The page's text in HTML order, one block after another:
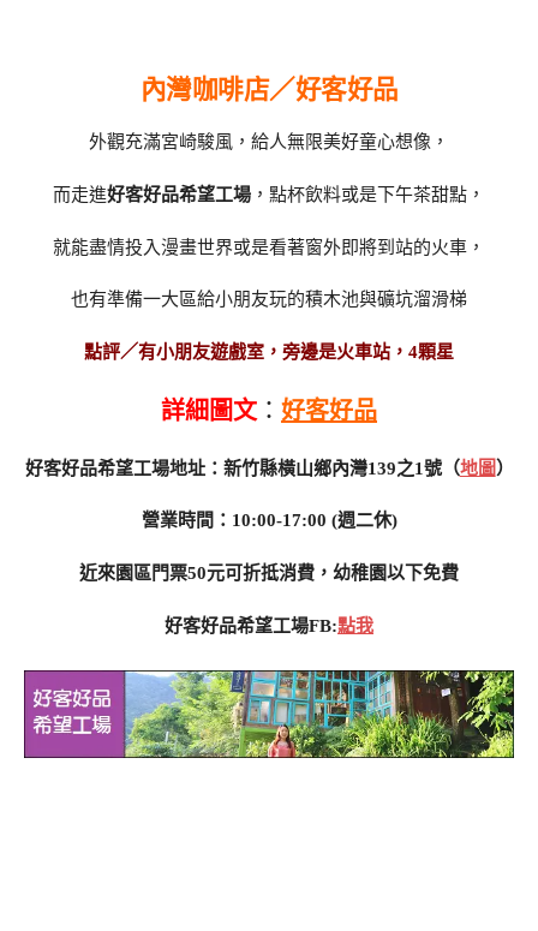
內灣咖啡店／好客好品
外觀充滿宮崎駿風，給人無限美好童心想像，
而走進好客好品希望工場 ，點杯飲料或是下午茶甜點，
就能盡情投入漫畫世界或是看著窗外即將到站的火車，
也有準備一大區給小朋友玩的積木池與礦坑溜滑梯
點評／有小朋友遊戲室，旁邊是火車站， 4顆星
詳細圖文 ： 好客好品
好客好品希望工場地址：新竹縣橫山鄉內灣139之1號（地圖）
營業時間：10:00-17:00 (週二休)
近來園區門票50元可折抵消費，幼稚園以下免費
好客好品希望工場FB:點我